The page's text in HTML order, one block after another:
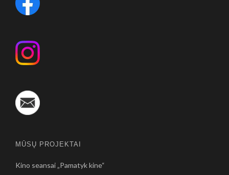
MŪSŲ PROJEKTAI
Kino seansai „Pamatyk kine“